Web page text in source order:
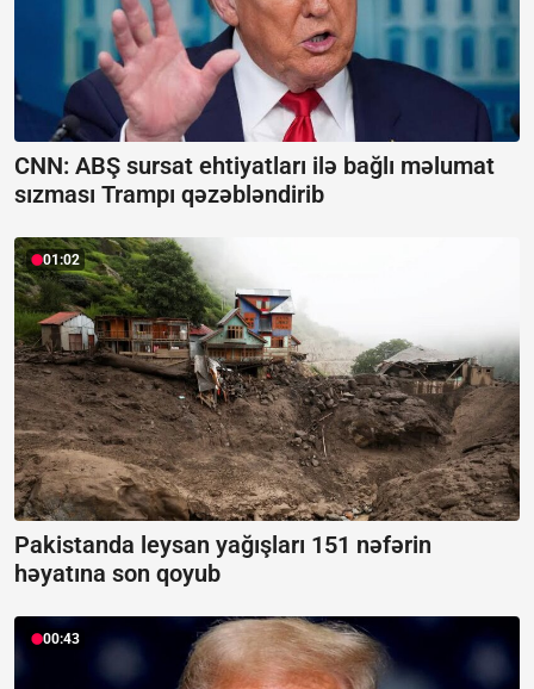
CNN: ABŞ sursat ehtiyatları ilə bağlı məlumat
sızması Trampı qəzəbləndirib
01:02
Pakistanda leysan yağışları 151 nəfərin
həyatına son qoyub
00:43